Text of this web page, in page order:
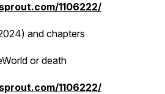
1106222/
and chapters
or death
1106222/